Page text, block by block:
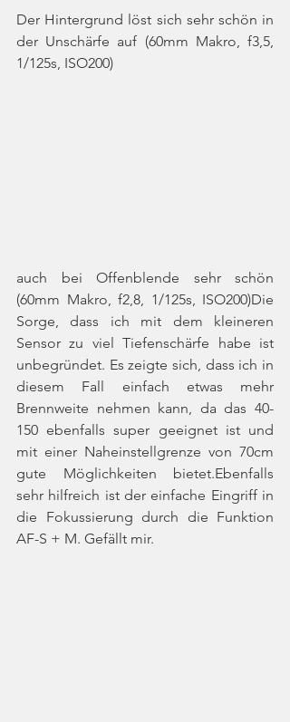
Der Hintergrund löst sich sehr schön in
der Unschärfe auf (60mm Makro, f3,5,
1/125s, ISO200)
auch bei Offenblende sehr schön
(60mm Makro, f2,8, 1/125s, ISO200)Die
Sorge, dass ich mit dem kleineren
Sensor zu viel Tiefenschärfe habe ist
unbegründet. Es zeigte sich, dass ich in
diesem Fall einfach etwas mehr
Brennweite nehmen kann, da das 40-
150 ebenfalls super geeignet ist und
mit einer Naheinstellgrenze von 70cm
gute Möglichkeiten bietet.Ebenfalls
sehr hilfreich ist der einfache Eingriff in
die Fokussierung durch die Funktion
AF-S + M. Gefällt mir.